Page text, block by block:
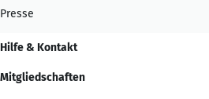
Presse
Hilfe & Kontakt
Mitgliedschaften